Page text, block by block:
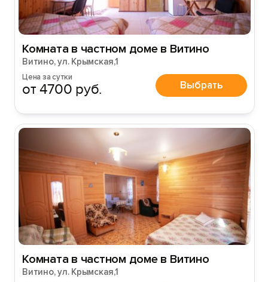
Комната в частном доме в Витино
Витино, ул. Крымская,1
Цена за сутки
от 4700 руб. Выбрать
Комната в частном доме в Витино
Витино, ул. Крымская,1
Войти
Войти с помощью